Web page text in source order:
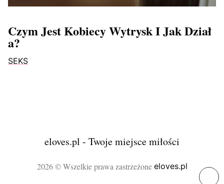
Czym Jest Kobiecy Wytrysk I Jak Dział
A?
SEKS
eloves.pl - Twoje miejsce miłości
2026 © Wszelkie prawa zastrzeżone eloves.pl